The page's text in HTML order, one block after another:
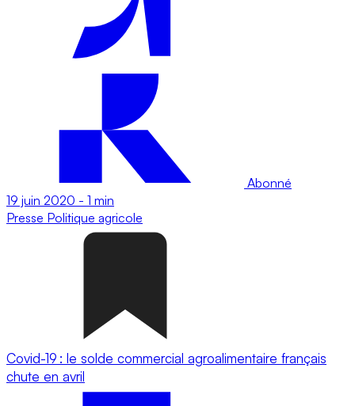
Abonné
19 juin 2020 - 1 min
Presse Politique agricole
Covid-19 : le solde commercial agroalimentaire français
chute en avril